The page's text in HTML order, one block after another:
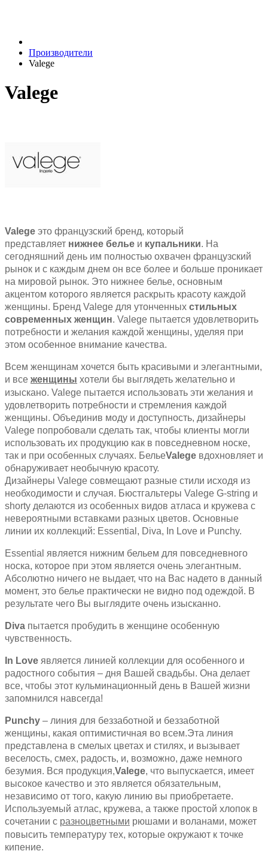
Производители
Valege
Valege
Valege это французский бренд, который
представляет нижнее белье и купальники. На
сегодняшний день им полностью охвачен французский
рынок и с каждым днем он все более и больше проникает
на мировой рынок. Это нижнее белье, основным
акцентом которого является раскрыть красоту каждой
женщины. Бренд Valege для утонченных стильных
современных женщин. Valege пытается удовлетворить
потребности и желания каждой женщины, уделяя при
этом особенное внимание качества.
Всем женщинам хочется быть красивыми и элегантными,
и все женщины хотели бы выглядеть желательно и
изыскано. Valege пытается использовать эти желания и
удовлетворить потребности и стремления каждой
женщины. Объединив моду и доступность, дизайнеры
Valege попробовали сделать так, чтобы клиенты могли
использовать их продукцию как в повседневном носке,
так и при особенных случаях. БельеValege вдохновляет и
обнаруживает необычную красоту.
Дизайнеры Valege совмещают разные стили исходя из
необходимости и случая. Бюстгальтеры Valege G-string и
shorty делаются из особенных видов атласа и кружева с
невероятными вставками разных цветов. Основные
линии их коллекций: Essential, Diva, In Love и Punchy.
Essential является нижним бельем для повседневного
носка, которое при этом является очень элегантным.
Абсолютно ничего не выдает, что на Вас надето в данный
момент, это белье практически не видно под одеждой. В
результате чего Вы выглядите очень изысканно.
Diva пытается пробудить в женщине особенную
чувственность.
In Love является линией коллекции для особенного и
радостного события – дня Вашей свадьбы. Она делает
все, чтобы этот кульминационный день в Вашей жизни
запомнился навсегда!
Punchy – линия для беззаботной и беззаботной
женщины, какая оптимистичная во всем.Эта линия
представлена в смелых цветах и стилях, и вызывает
веселость, смех, радость, и, возможно, даже немного
безумия. Вся продукция,Valege, что выпускается, имеет
высокое качество и это является обязательным,
независимо от того, какую линию вы приобретаете.
Используемый атлас, кружева, а также простой хлопок в
сочетании с разноцветными рюшами и воланами, может
повысить температуру тех, которые окружают к точке
кипение.